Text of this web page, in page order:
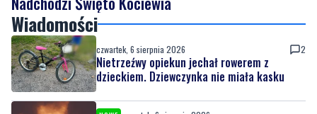
NOWE
Kolorowy korowód, muzyka i regionalne smaki.
Nadchodzi Święto Kociewia
Wiadomości
Nietrzeźwy opiekun jechał rowerem z